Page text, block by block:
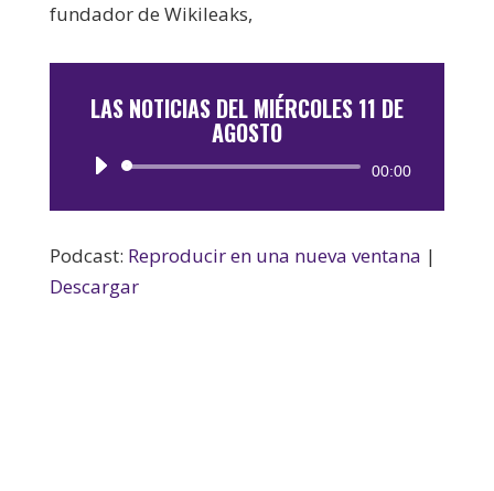
fundador de Wikileaks,
LAS NOTICIAS DEL MIÉRCOLES 11 DE
AGOSTO
Reproductor
00:00
Podcast: Reproducir en una nueva ventana |
Descargar